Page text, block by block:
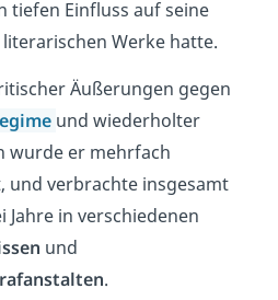
tiefen Einfluss auf seine
Werke hatte.
Äußerungen gegen
und wiederholter
wurde er mehrfach
und verbrachte insgesamt
Jahre in verschiedenen
und
.